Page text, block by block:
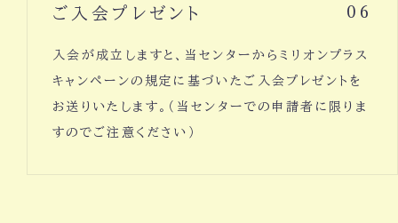
ご入会プレゼント 06
入会が成立しますと、当センターからミリオンプラス
キャンペーンの規定に基づいたご入会プレゼントを
お送りいたします。（当センターでの申請者に限りま
すのでご注意ください）